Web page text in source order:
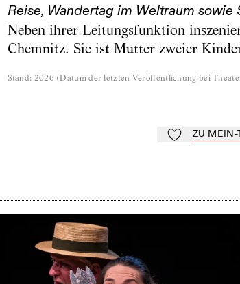
Reise, Wandertag im Weltraum
Neben ihrer Leitungsfunktion
Chemnitz. Sie ist Mutter zweier
Stand: 2026 (Datum der letzten Veröffentlichung bei
Zu Mein-TdZ
ZU MEIN-